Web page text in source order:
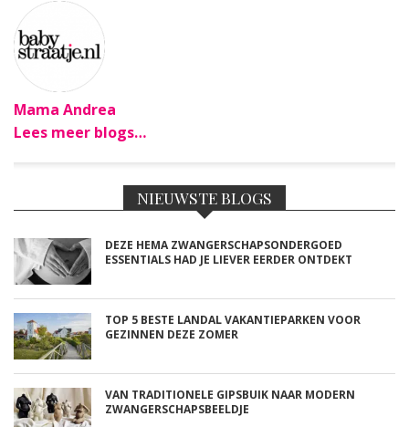
Mama Andrea
Lees meer blogs…
NIEUWSTE BLOGS
DEZE HEMA ZWANGERSCHAPSONDERGOED
ESSENTIALS HAD JE LIEVER EERDER ONTDEKT
TOP 5 BESTE LANDAL VAKANTIEPARKEN VOOR
GEZINNEN DEZE ZOMER
VAN TRADITIONELE GIPSBUIK NAAR MODERN
ZWANGERSCHAPSBEELDJE